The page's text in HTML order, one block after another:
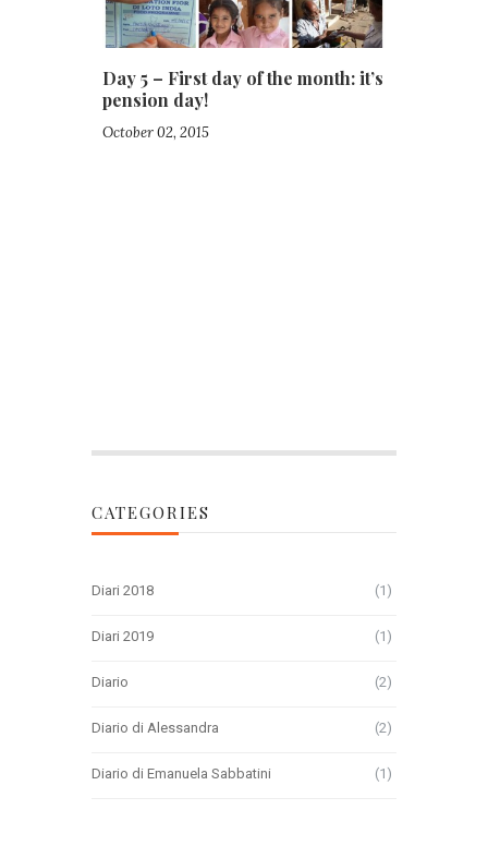
Day 5 – First day of the month: it’s
pension day!
October 02, 2015
CATEGORIES
Diari 2018 (1)
Diari 2019 (1)
Diario (2)
Diario di Alessandra (2)
Diario di Emanuela Sabbatini (1)